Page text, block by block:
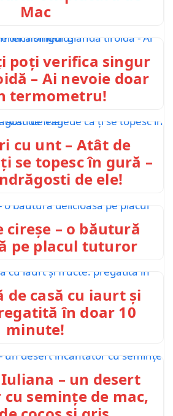
Mac
poți verifica singur
– Ai nevoie doar
termometru!
cu unt – Atât de
se topesc în gură –
de ele!
cireșe – o băutură
pe placul tuturor
casă cu iaurt și
în doar 10
minute!
– un desert
semințe de mac,